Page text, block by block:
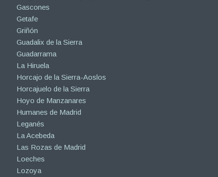
Gascones
Getafe
Griñón
Guadalix de la Sierra
Guadarrama
La Hiruela
Horcajo de la Sierra-Aoslos
Horcajuelo de la Sierra
Hoyo de Manzanares
Humanes de Madrid
Leganés
La Acebeda
Las Rozas de Madrid
Loeches
Lozoya